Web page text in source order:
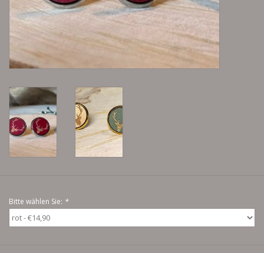
Ohrringe & Ohrstecker
Armbänder
Tücher
individuell gravierbarer
Schmuck
Accessoires
Schnäppchenecke
Bitte wählen Sie: *